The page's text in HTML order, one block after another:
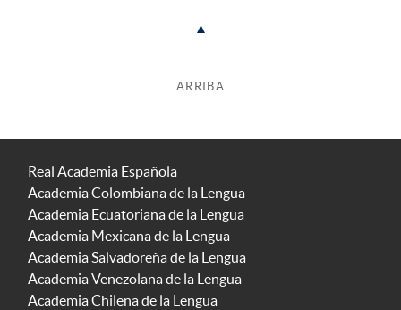
ARRIBA
Real Academia Española
Academia Colombiana de la Lengua
Academia Ecuatoriana de la Lengua
Academia Mexicana de la Lengua
Academia Salvadoreña de la Lengua
Academia Venezolana de la Lengua
Academia Chilena de la Lengua